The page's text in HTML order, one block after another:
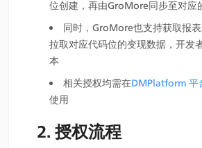
位创建，再由GroMore同步至对应
同时，GroMore也支持获取报
拉取对应代码位的变现数据，开发
本
相关授权均需在DMPlatform 平
使用
2. 授权流程